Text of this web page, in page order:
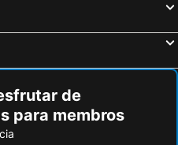
de
para membros